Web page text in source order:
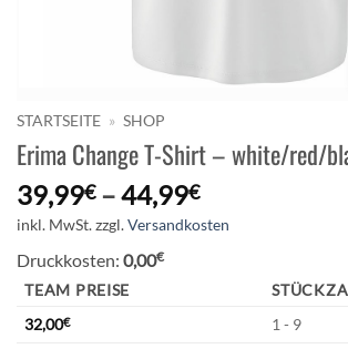
STARTSEITE » SHOP
Erima Change T-Shirt – white/red/
39,99€–44,99€
inkl. MwSt.zzgl.Versandkosten
Druckkosten: 0,00€
TEAM PREISE
32,00€
1 - 9